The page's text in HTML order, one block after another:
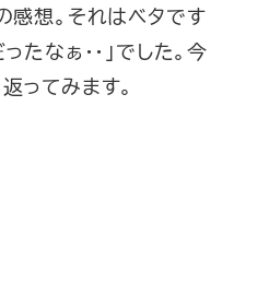
感想。それはベタです
たなぁ・・」でした。今
ってみます。